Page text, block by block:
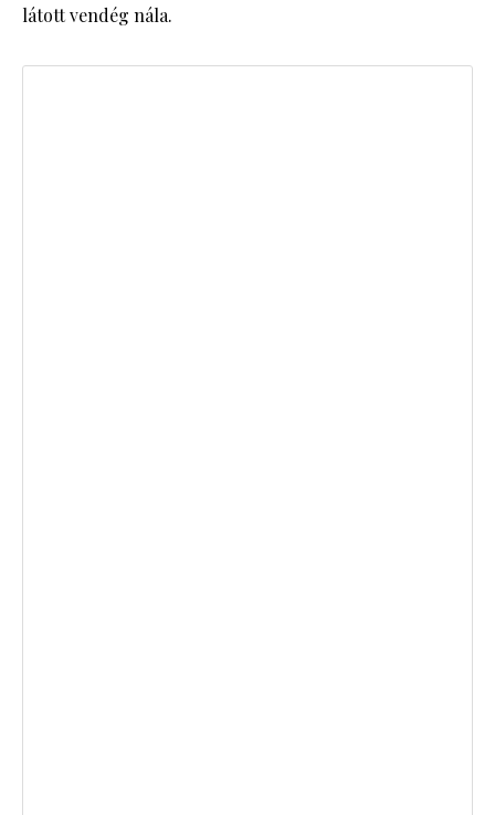
látott vendég nála.